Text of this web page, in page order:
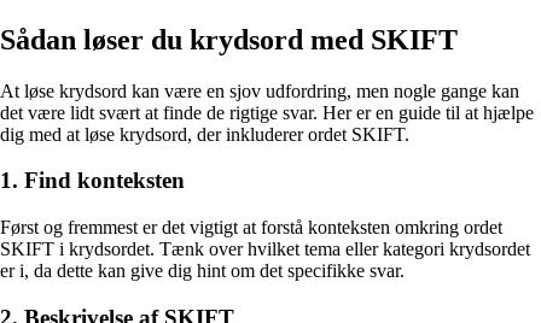
Sådan løser du krydsord med SKIFT
At løse krydsord kan være en sjov udfordring, men nogle gange kan
det være lidt svært at finde de rigtige svar. Her er en guide til at hjælpe
dig med at løse krydsord, der inkluderer ordet SKIFT.
1. Find konteksten
Først og fremmest er det vigtigt at forstå konteksten omkring ordet
SKIFT i krydsordet. Tænk over hvilket tema eller kategori krydsordet
er i, da dette kan give dig hint om det specifikke svar.
2. Beskrivelse af SKIFT